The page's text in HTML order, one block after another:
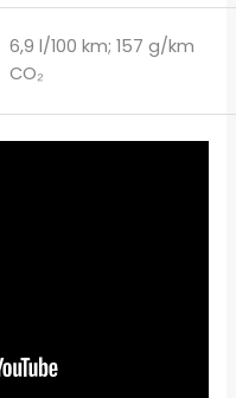
6,9 l/100 km; 157 g/km
CO₂